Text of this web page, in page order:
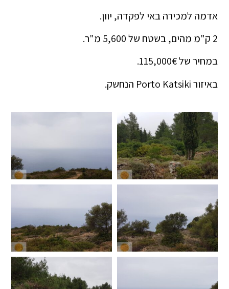
אדמה למכירה באי לפקדה, יוון.
2 ק"מ מהים, בשטח של 5,600 מ"ר.
במחיר של 115,000€.
באיזור Porto Katsiki הנחשק.